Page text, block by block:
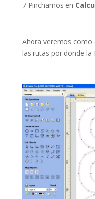
7 Pinchamos en
Ahora veremos como
las rutas por donde la